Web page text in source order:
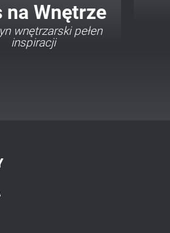
Twój Styl
i inspiracje w
stylach